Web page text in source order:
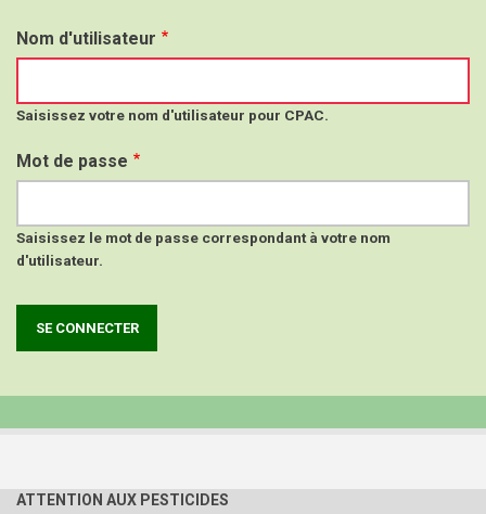
Nom d'utilisateur
Saisissez votre nom d'utilisateur pour CPAC.
Mot de passe
Saisissez le mot de passe correspondant à votre nom
d'utilisateur.
ATTENTION AUX PESTICIDES